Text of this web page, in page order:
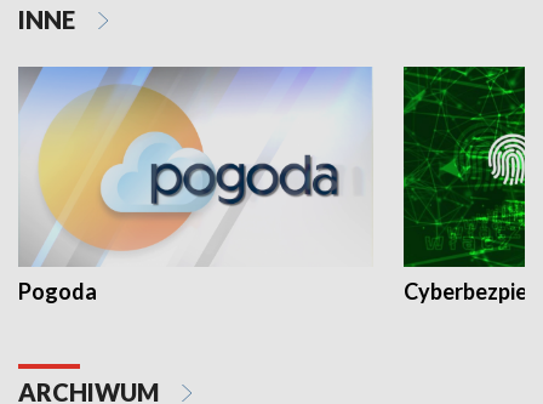
INNE
Pogoda
ARCHIWUM